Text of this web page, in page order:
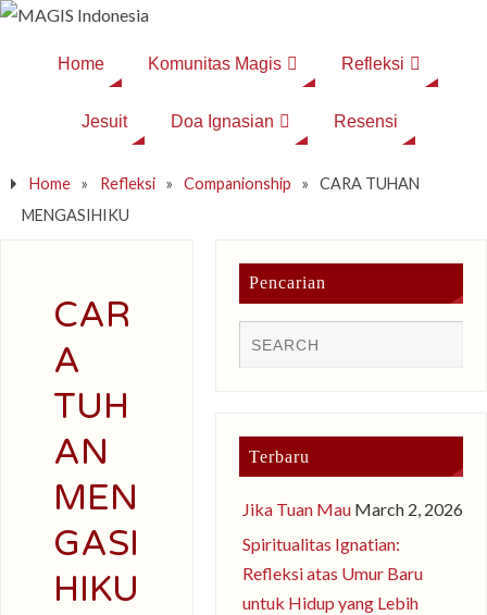
Home Komunitas Magis Refleksi
Jesuit Doa Ignasian Resensi
Home » Refleksi » Companionship »
CARA TUHAN
MENGASIHIKU
CAR
A
TUH
AN
MEN
GASI
HIKU
Pencarian
Terbaru
Jika Tuan Mau March 2, 2026
Spiritualitas Ignatian:
Refleksi atas Umur Baru
untuk Hidup yang Lebih